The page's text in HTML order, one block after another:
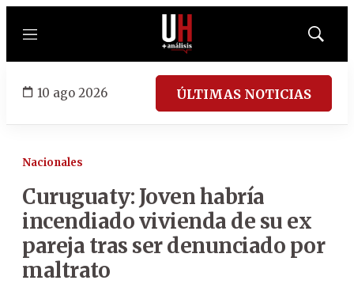
Menú
Mostrar
10 ago 2026 ÚLTIMAS NOTICIAS
Nacionales
Curuguaty: Joven habría
incendiado vivienda de su ex
pareja tras ser denunciado por
maltrato